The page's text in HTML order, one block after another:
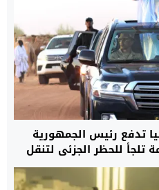
تدفع رئيس الجمهورية
تلجأ للحظر الجزئي لتنقل
المدن